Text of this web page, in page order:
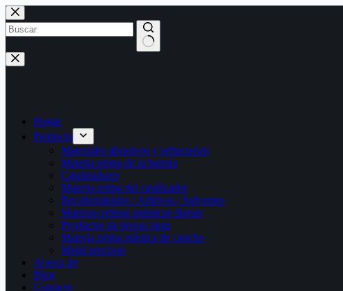
Saltar
al
contenido
Sin
resultados
Hogar
Producto
Materiales abrasivos y refractarios
Materia prima de la batería
Catalizadores
Materia prima del catalizador
Recubrimientos / Aditivos / Solventes
Materias primas químicas diarias
Productos de tierras raras
Materia prima plástica de caucho
Metal precioso
Acerca de
Blog
Contacto